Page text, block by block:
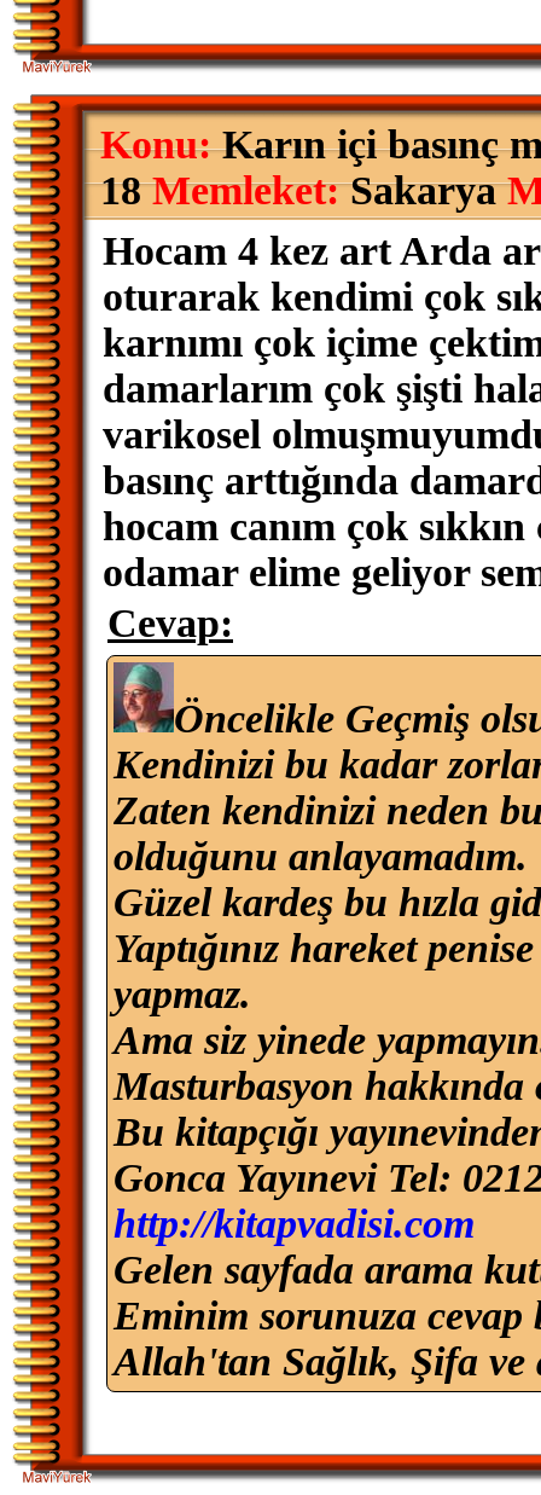
Konu:Karın içi basınç
18Memleket:Sakarya
Hocam 4 kez art Arda
oturarak kendimi çok
karnımı çok içime
damarlarım çok şişti
varikosel
basınç arttığında
hocam canım çok
odamar elime geliyor
Cevap:
Öncelikle Geçmiş
Kendinizi bu kadar
Zaten kendinizi neden
olduğunu anlayamadım.
Güzel kardeş bu hızla
Yaptığınız hareket
yapmaz.
Ama siz yinede
Masturbasyon hakkında
Bu kitapçığı
Gonca Yayınevi Tel:
http://kitapvadisi.com
Gelen sayfada arama
Eminim sorunuza cevap
Allah'tan Sağlık, Şifa